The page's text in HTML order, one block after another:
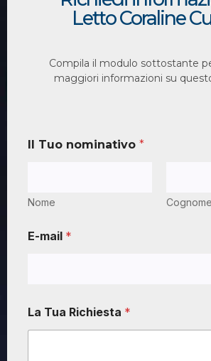
Letto Coraline
Compila il modulo sottostante
maggiori informazioni su
Il Tuo nominativo *
Nome Cognome
E-mail *
La Tua Richiesta *